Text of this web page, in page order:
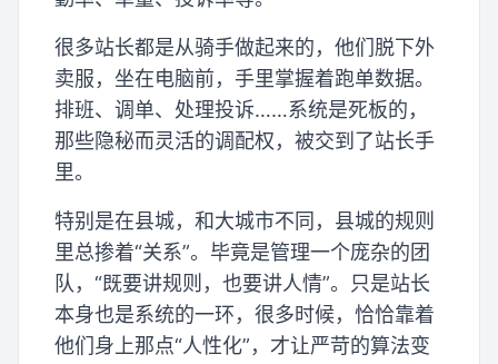
很多站长都是从骑手做起来的，他们脱下外
卖服，坐在电脑前，手里掌握着跑单数据。
排班、调单、处理投诉……系统是死板的，
那些隐秘而灵活的调配权，被交到了站长手
里。
特别是在县城，和大城市不同，县城的规则
里总掺着“关系”。毕竟是管理一个庞杂的团
队，“既要讲规则，也要讲人情”。只是站长
本身也是系统的一环，很多时候，恰恰靠着
他们身上那点“人性化”，才让严苛的算法变